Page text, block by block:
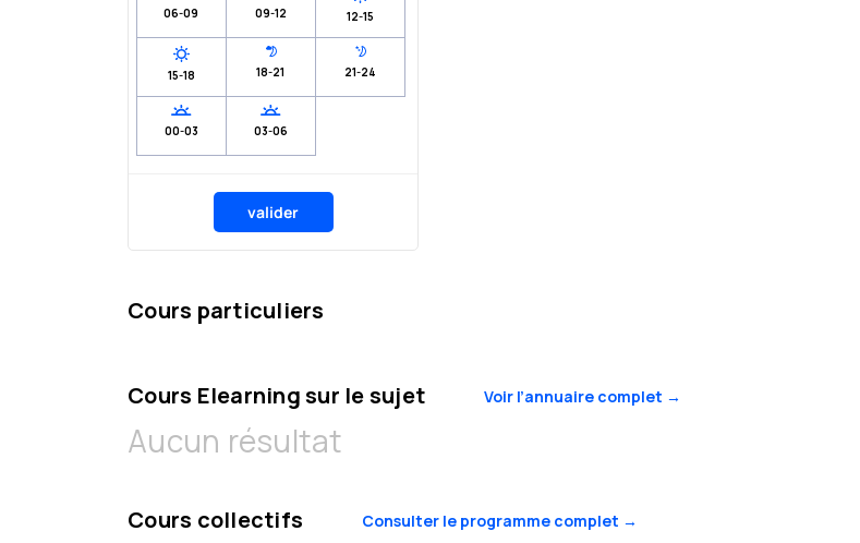
06-09 09-12 12-15
15-18 18-21 21-24
00-03 03-06
valider
Cours particuliers
Cours Elearning sur le sujet Voir l’annuaire complet →
Aucun résultat
Cours collectifs Consulter le programme complet →